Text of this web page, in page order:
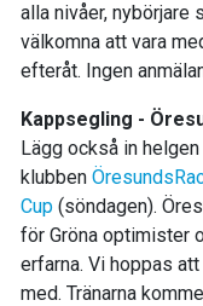
alla nivåer, nybörjare
välkomna att vara
efteråt. Ingen
Kappsegling -
Lägg också in
klubben
Cup (söndagen).
för Gröna optimister
erfarna. Vi hoppas
med. Tränarna